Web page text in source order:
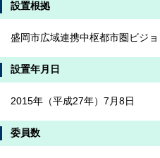
設置根拠
盛岡市広域連携中枢都市圏ビジ
設置年月日
2015年（平成27年）7月8日
委員数